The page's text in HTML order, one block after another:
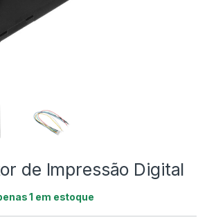
de Impressão Digital
1 em estoque